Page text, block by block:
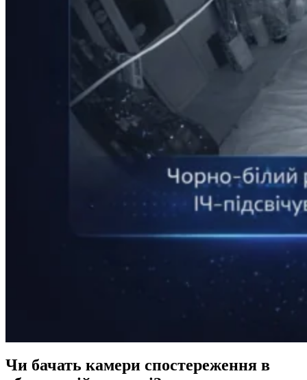
Чи бачать камери спостереження в